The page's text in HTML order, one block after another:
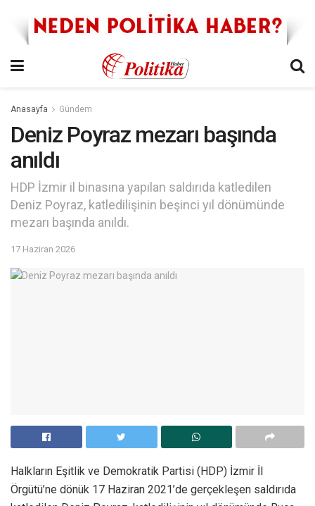
Anasayfa Gündem
Deniz Poyraz mezarı başında
anıldı
HDP İzmir il binasına yapılan saldırıda katledilen
Deniz Poyraz, katledilişinin beşinci yıl dönümünde
mezarı başında anıldı.
17 Haziran 2026
Halkların Eşitlik ve Demokratik Partisi (HDP) İzmir İl
Örgütü’ne dönük 17 Haziran 2021’de gerçekleşen saldırıda